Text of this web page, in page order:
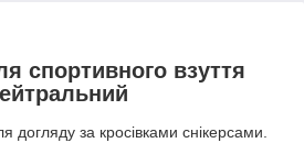
спортивного взуття
догляду за кросівками снікерсами.